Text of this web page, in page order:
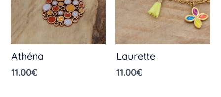
Athéna
11.00€
Laurette
11.00€